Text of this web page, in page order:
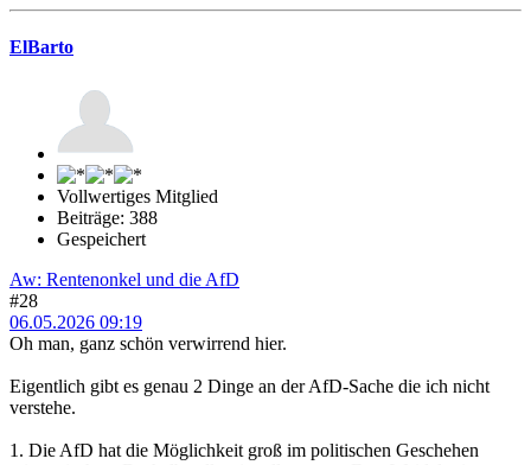
ElBarto
Vollwertiges Mitglied
Beiträge: 388
Gespeichert
Aw: Rentenonkel und die AfD
#28
06.05.2026 09:19
Oh man, ganz schön verwirrend hier.
Eigentlich gibt es genau 2 Dinge an der AfD-Sache die ich nicht
verstehe.
1. Die AfD hat die Möglichkeit groß im politischen Geschehen